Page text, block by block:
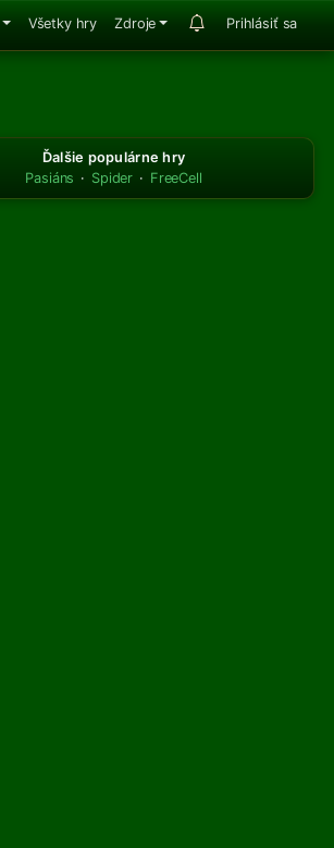
Všetky hry Zdroje Prihlásiť sa
Ďalšie populárne hry
Pasiáns · Spider · FreeCell